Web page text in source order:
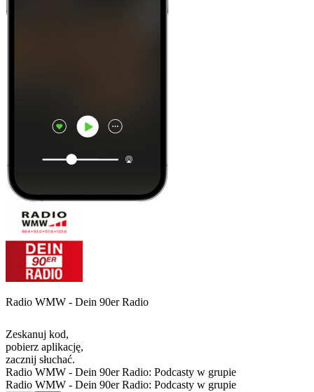
Radio WMW - Dein 90er Radio
Zeskanuj kod,
pobierz aplikację,
zacznij słuchać.
Radio WMW - Dein 90er Radio: Podcasty w grupie
Radio WMW - Dein 90er Radio: Podcasty w grupie